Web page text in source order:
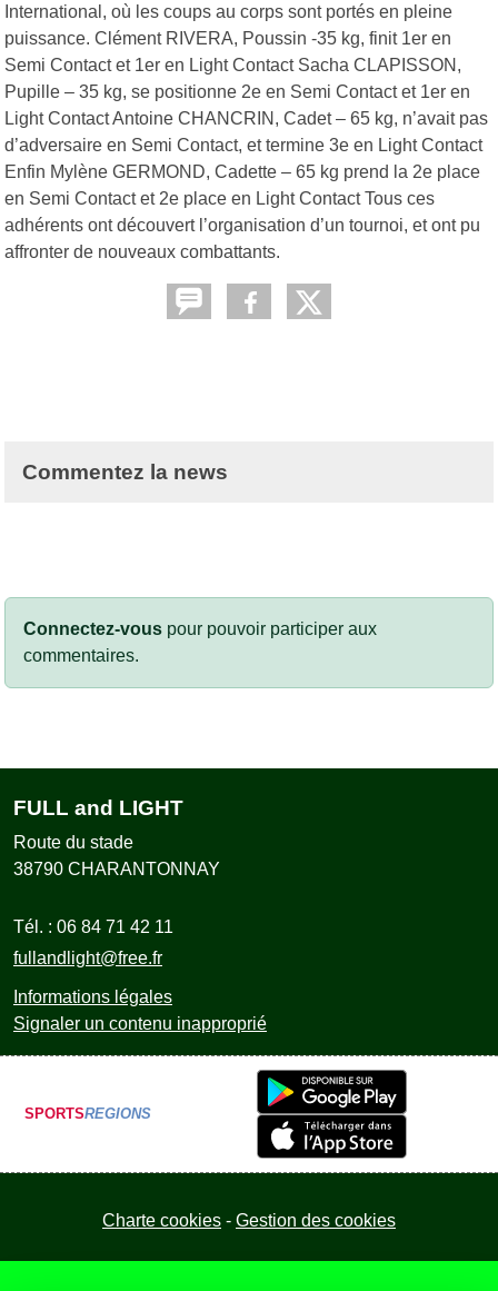
International, où les coups au corps sont portés en pleine
puissance. Clément RIVERA, Poussin -35 kg, finit 1er en
Semi Contact et 1er en Light Contact Sacha CLAPISSON,
Pupille – 35 kg, se positionne 2e en Semi Contact et 1er en
Light Contact Antoine CHANCRIN, Cadet – 65 kg, n’avait pas
d’adversaire en Semi Contact, et termine 3e en Light Contact
Enfin Mylène GERMOND, Cadette – 65 kg prend la 2e place
en Semi Contact et 2e place en Light Contact Tous ces
adhérents ont découvert l’organisation d’un tournoi, et ont pu
affronter de nouveaux combattants.
Commentez la news
Connectez-vous pour pouvoir participer aux
commentaires.
FULL and LIGHT
Route du stade
38790 CHARANTONNAY
Tél. : 06 84 71 42 11
fullandlight@free.fr
Informations légales
Signaler un contenu inapproprié
SPORTSREGIONS
Charte cookies Gestion des cookies